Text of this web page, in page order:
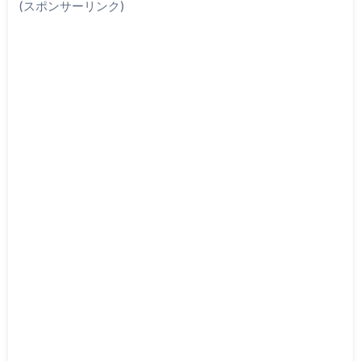
(スポンサーリンク)